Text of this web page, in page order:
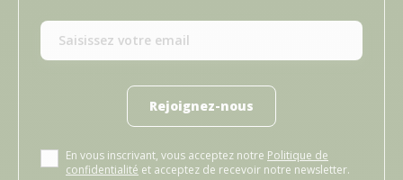
Rejoignez-nous
En vous inscrivant, vous acceptez notre Politique de
confidentialité et acceptez de recevoir notre newsletter.